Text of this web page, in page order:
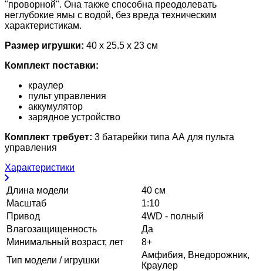
"проворной". Она также способна преодолевать
неглубокие ямы с водой, без вреда техническим
характеристикам.
Размер игрушки: 40 х 25.5 х 23 см
Комплект поставки:
краулер
пульт управления
аккумулятор
зарядное устройство
Комплект требует: 3 батарейки типа АА для пульта
управления
Характеристики
Длина модели
40 см
Масштаб
1:10
Привод
4WD - полный
Влагозащищенность
Да
Минимальный возраст, лет
8+
Тип модели / игрушки
Амфибия, Внедорожник,
Краулер